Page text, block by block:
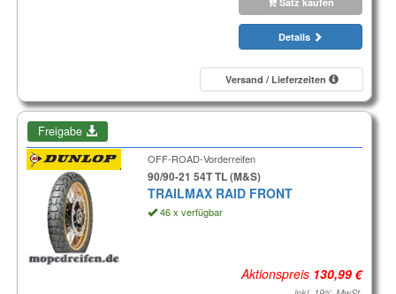
Details
Versand / Lieferzeiten
Freigabe
OFF-ROAD-Vorderreifen
90/90-21 54T TL (M&S)
TRAILMAX RAID FRONT
46 x verfügbar
Aktionspreis